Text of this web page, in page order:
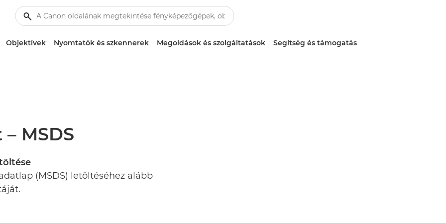
Objektívek Nyomtatók és szkennerek Megoldások és szolgáltatások Segítség és támogatás
MSDS
(MSDS) letöltéséhez alább